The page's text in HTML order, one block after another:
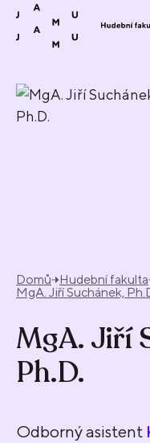
Přeskočit na obsah
Domů Hudební fakulta
MgA. Jiří Suchánek,
MgA. Jiří
Ph.D.
Odborný asistent